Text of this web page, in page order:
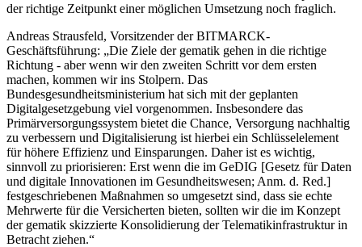
der richtige Zeitpunkt einer möglichen Umsetzung noch fraglich.
Andreas Strausfeld, Vorsitzender der BITMARCK-
Geschäftsführung: „Die Ziele der gematik gehen in die richtige
Richtung - aber wenn wir den zweiten Schritt vor dem ersten
machen, kommen wir ins Stolpern. Das
Bundesgesundheitsministerium hat sich mit der geplanten
Digitalgesetzgebung viel vorgenommen. Insbesondere das
Primärversorgungssystem bietet die Chance, Versorgung nachhaltig
zu verbessern und Digitalisierung ist hierbei ein Schlüsselelement
für höhere Effizienz und Einsparungen. Daher ist es wichtig,
sinnvoll zu priorisieren: Erst wenn die im GeDIG [Gesetz für Daten
und digitale Innovationen im Gesundheitswesen; Anm. d. Red.]
festgeschriebenen Maßnahmen so umgesetzt sind, dass sie echte
Mehrwerte für die Versicherten bieten, sollten wir die im Konzept
der gematik skizzierte Konsolidierung der Telematikinfrastruktur in
Betracht ziehen.“